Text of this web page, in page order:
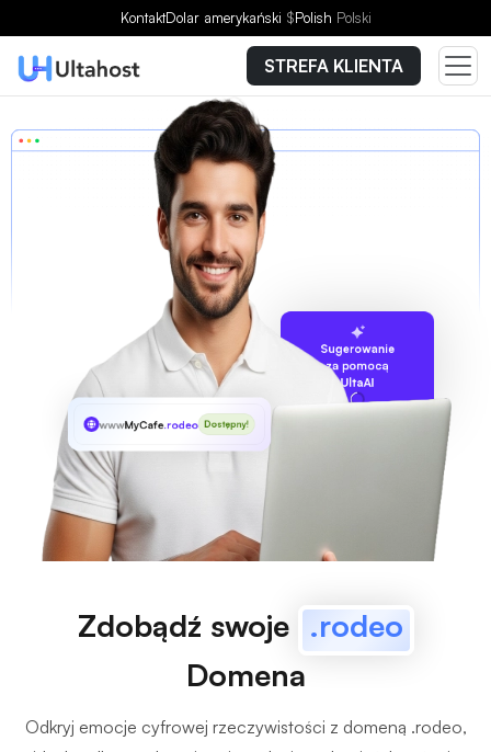
KontaktDolar amerykański $Polish Polski
STREFA KLIENTA
Sugerowanie
za pomocą
UltaAI
wwwMyCafe.rodeo Dostępny!
Zdobądź swoje .rodeo
Domena
Odkryj emocje cyfrowej rzeczywistości z domeną .rodeo,